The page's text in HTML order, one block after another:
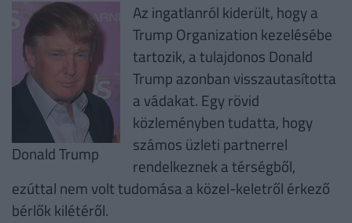
Donald Trump
Az ingatlanról kiderült, hogy a
Trump Organization kezelésébe
tartozik, a tulajdonos Donald
Trump azonban visszautasította
a vádakat. Egy rövid
közleményben tudatta, hogy
számos üzleti partnerrel
rendelkeznek a térségből,
ezúttal nem volt tudomása a közel-keletről érkező
bérlők kilétéről.